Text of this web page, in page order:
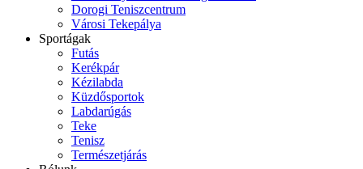
Dorogi Teniszcentrum
Városi Tekepálya
Sportágak
Futás
Kerékpár
Kézilabda
Küzdősportok
Labdarúgás
Teke
Tenisz
Természetjárás